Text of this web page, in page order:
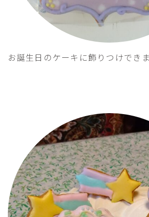
お誕生日のケーキに飾りつけでき